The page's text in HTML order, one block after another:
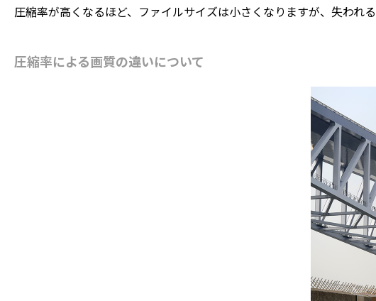
圧縮率が高くなるほど、ファイルサイズは小さくなりますが、失われる
圧縮率による画質の違いについて